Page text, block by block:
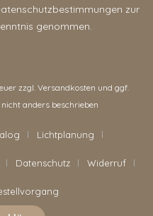
zur
genommen.
zzgl. Versandkosten und ggf.
anders beschrieben
Lichtplanung
Datenschutz Widerruf